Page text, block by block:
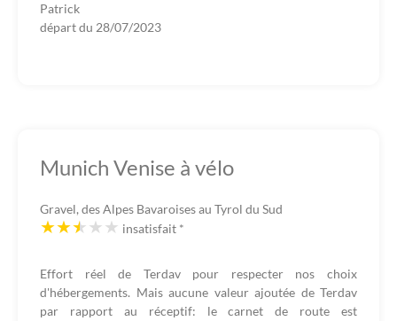
Patrick
départ du 28/07/2023
Munich Venise à vélo
Gravel, des Alpes Bavaroises au Tyrol du Sud
insatisfait *
Effort réel de Terdav pour respecter nos choix
d'hébergements. Mais aucune valeur ajoutée de Terdav
par rapport au réceptif: le carnet de route est